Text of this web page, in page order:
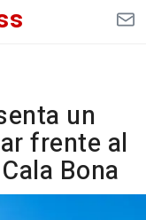
un
frente al
Bona